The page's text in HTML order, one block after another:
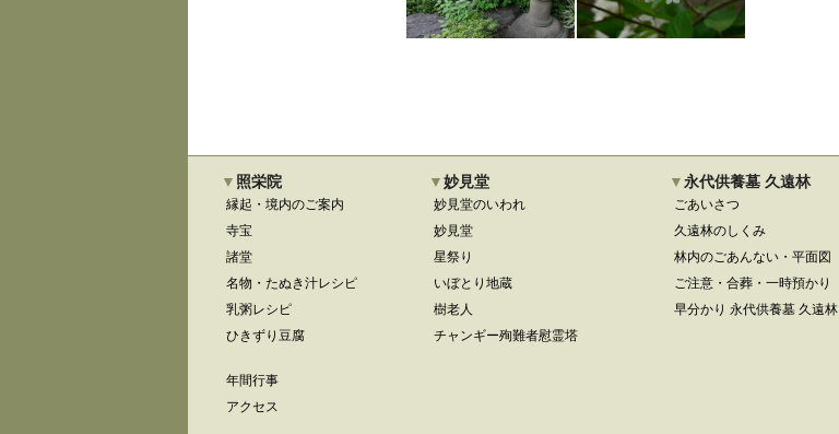
照栄院
縁起・境内のご案内
寺宝
諸堂
名物・たぬき汁レシピ
乳粥レシピ
ひきずり豆腐
年間行事
アクセス
妙見堂
妙見堂のいわれ
妙見堂
星祭り
いぼとり地蔵
樹老人
チャンギー殉難者慰霊塔
永代供養墓 久遠林
ごあいさつ
久遠林のしくみ
林内のごあんない・平面図
ご注意・合葬・一時預かり
早分かり 永代供養墓 久遠林